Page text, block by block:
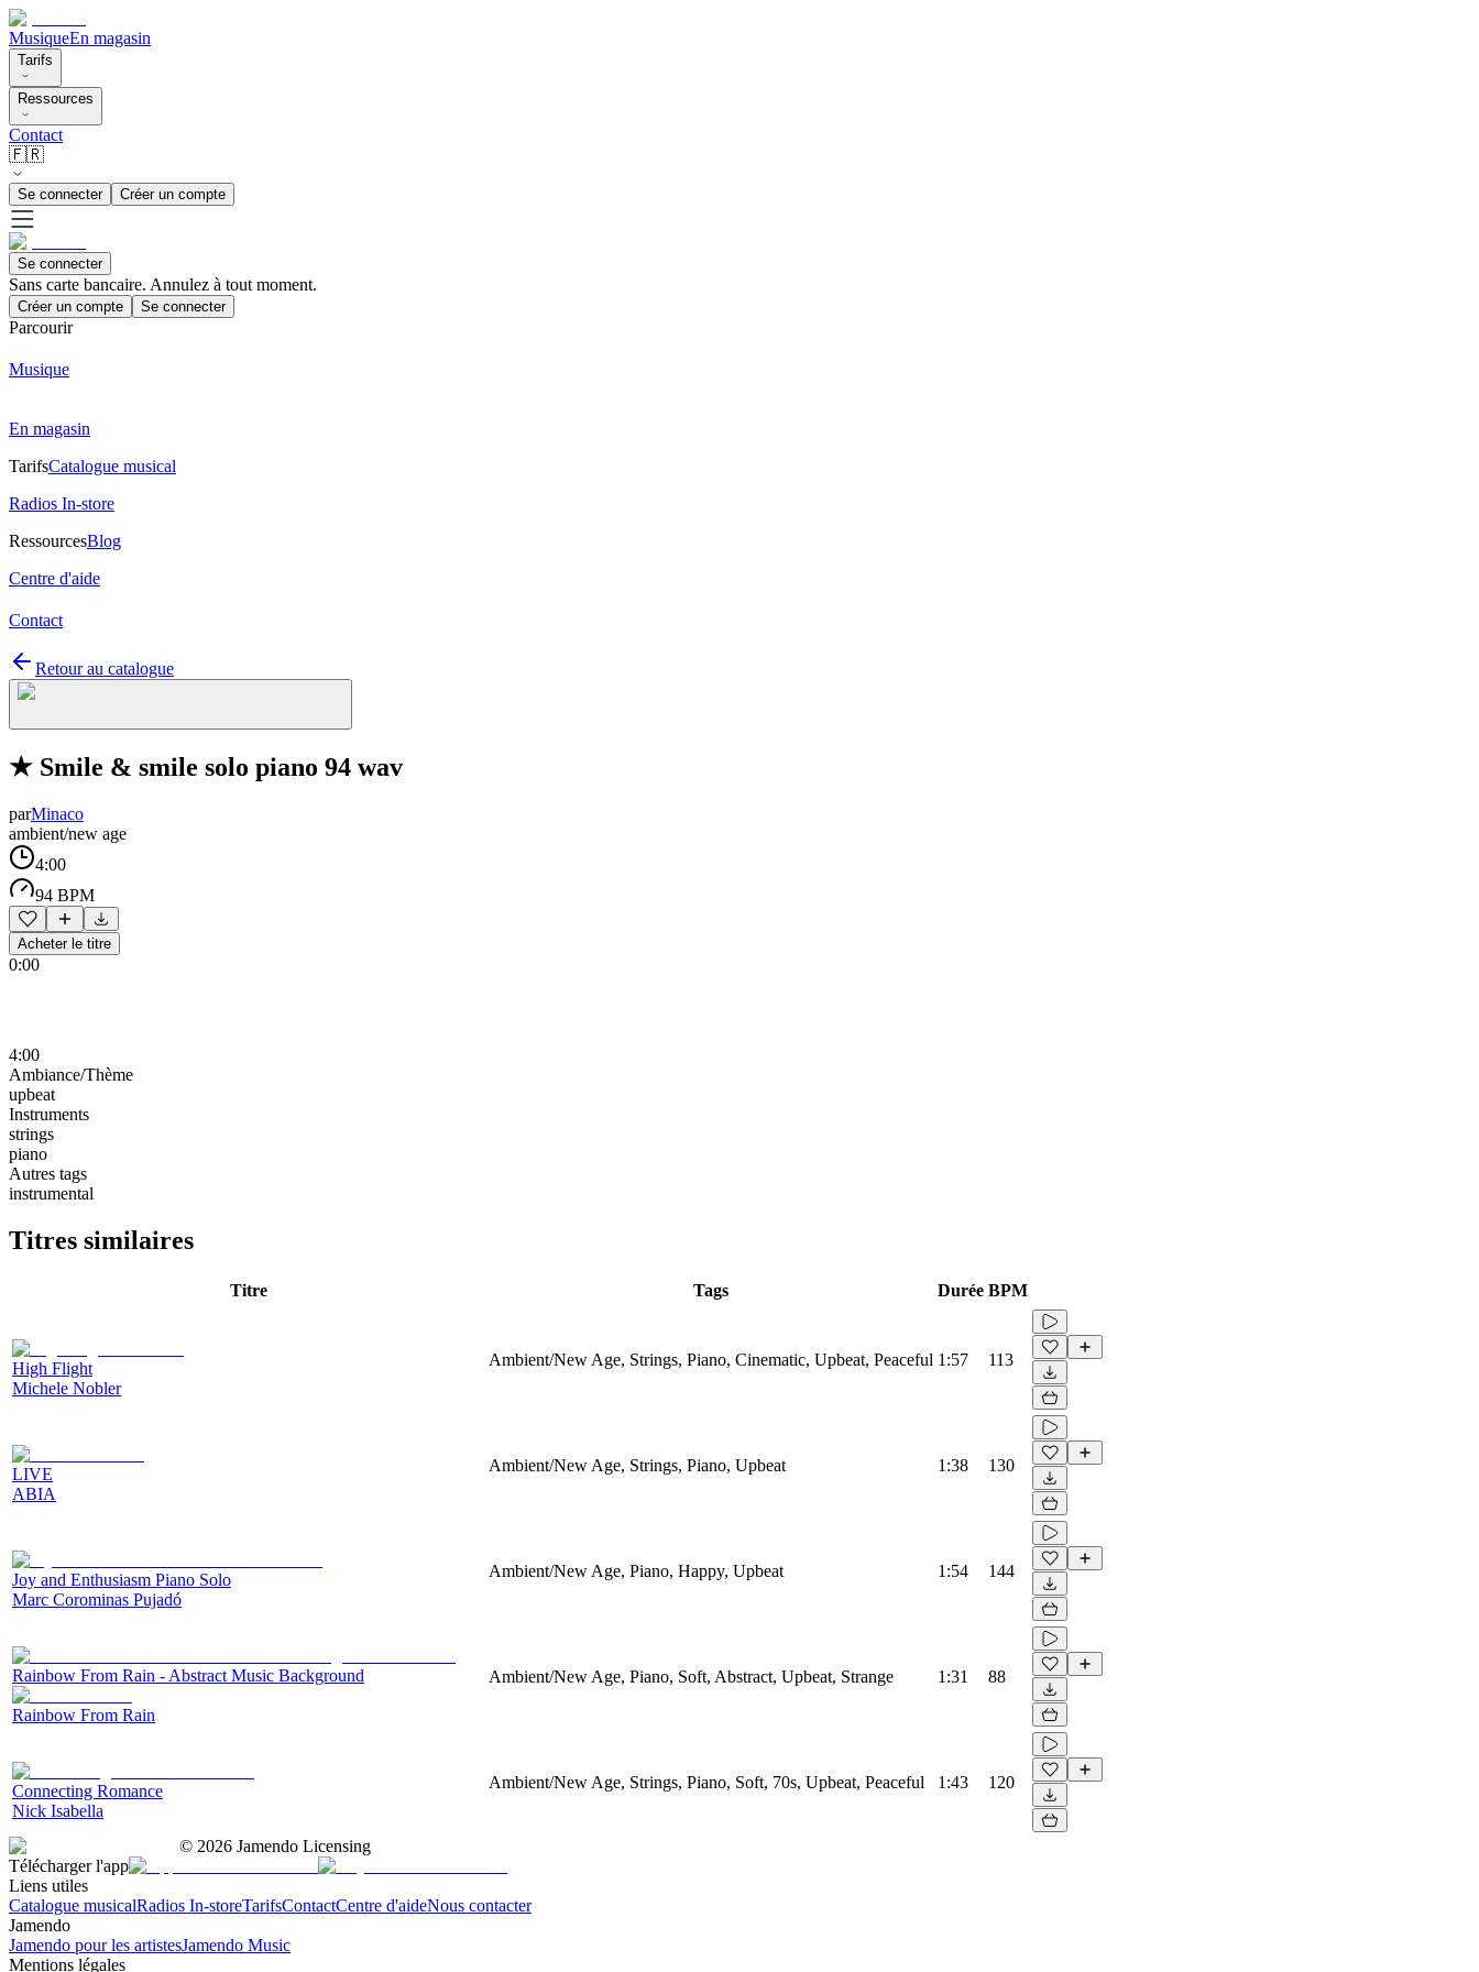
MusiqueEn magasin
Tarifs
Ressources
Contact
🇫🇷
Se connecter Créer un compte
Se connecter
Sans carte bancaire. Annulez à tout moment.
Créer un compte Se connecter
Parcourir
Musique
En magasin
TarifsCatalogue musical
Radios In-store
RessourcesBlog
Centre d'aide
Contact
Retour au catalogue
★ Smile & smile solo piano 94 wav
parMinaco
ambient/new age
4:00
94 BPM
Acheter le titre
0:00
4:00
Ambiance/Thème
upbeat
Instruments
strings
piano
Autres tags
instrumental
Titres similaires
Titre Tags Durée BPM
High Flight
Michele Nobler
Ambient/New Age, Strings, Piano, Cinematic, Upbeat, Peaceful 1:57 113
LIVE
ABIA
Ambient/New Age, Strings, Piano, Upbeat 1:38 130
Joy and Enthusiasm Piano Solo
Marc Corominas Pujadó
Ambient/New Age, Piano, Happy, Upbeat 1:54 144
Rainbow From Rain - Abstract Music Background
Rainbow From Rain
Ambient/New Age, Piano, Soft, Abstract, Upbeat, Strange 1:31 88
Connecting Romance
Nick Isabella
Ambient/New Age, Strings, Piano, Soft, 70s, Upbeat, Peaceful 1:43 120
© 2026 Jamendo Licensing
Télécharger l'app
Liens utiles
Catalogue musicalRadios In-storeTarifsContactCentre d'aideNous contacter
Jamendo
Jamendo pour les artistesJamendo Music
Mentions légales